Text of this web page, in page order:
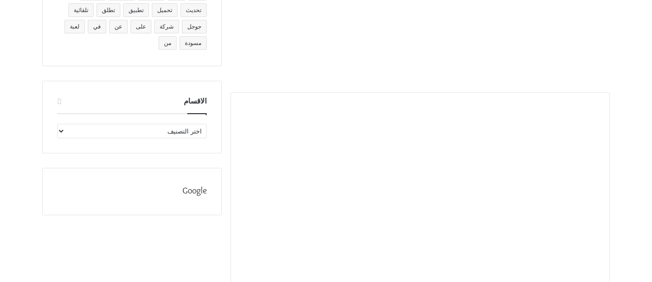
تحديث تحميل تطبيق تطلق تلقائية
جوجل شركة على عن في لعبة
مسودة من
الاقسام
الاقسام
Google